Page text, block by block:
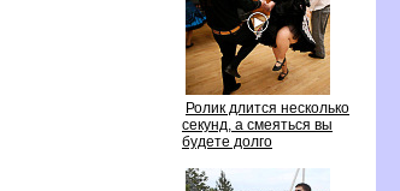
Ролик длится несколько
секунд, а смеяться вы
удете долго